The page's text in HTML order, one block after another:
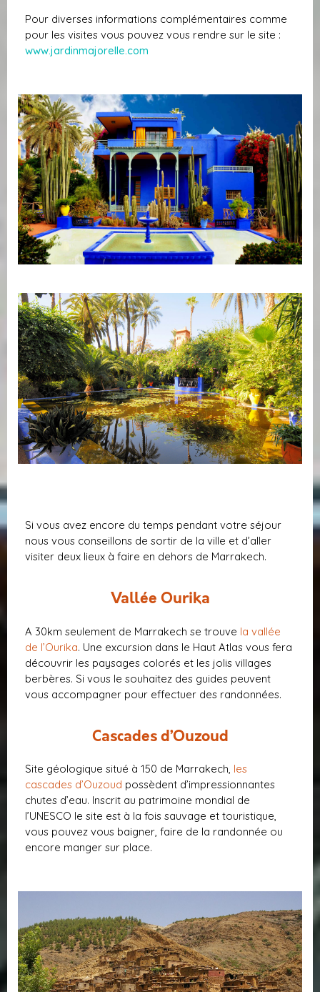
Pour diverses informations complémentaires comme
pour les visites vous pouvez vous rendre sur le site :
www.jardinmajorelle.com
Si vous avez encore du temps pendant votre séjour
nous vous conseillons de sortir de la ville et d’aller
visiter deux lieux à faire en dehors de Marrakech.
Vallée Ourika
A 30km seulement de Marrakech se trouve la vallée
de l’Ourika. Une excursion dans le Haut Atlas vous fera
découvrir les paysages colorés et les jolis villages
berbères. Si vous le souhaitez des guides peuvent
vous accompagner pour effectuer des randonnées.
Cascades d’Ouzoud
Site géologique situé à 150 de Marrakech, les
cascades d’Ouzoud possèdent d’impressionnantes
chutes d’eau. Inscrit au patrimoine mondial de
l’UNESCO le site est à la fois sauvage et touristique,
vous pouvez vous baigner, faire de la randonnée ou
encore manger sur place.